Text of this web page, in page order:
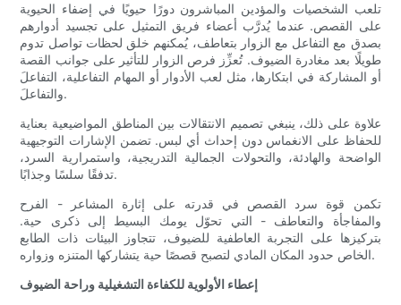
تلعب الشخصيات والمؤدين المباشرون دورًا حيويًا في إضفاء الحيوية
على القصص. عندما يُدرَّب أعضاء فريق التمثيل على تجسيد أدوارهم
بصدق مع التفاعل مع الزوار بتعاطف، يُمكنهم خلق لحظات تواصل تدوم
طويلًا بعد مغادرة الضيوف. تُعزِّز فرص الزوار للتأثير على جوانب القصة
أو المشاركة في ابتكارها، مثل لعب الأدوار أو المهام التفاعلية، التفاعلَ
والتفاعلَ.
علاوة على ذلك، ينبغي تصميم الانتقالات بين المناطق المواضيعية بعناية
للحفاظ على الانغماس دون إحداث أي لبس. تضمن الإشارات التوجيهية
الواضحة والهادئة، والتحولات الجمالية التدريجية، واستمرارية السرد،
تدفقًا سلسًا وجذابًا.
تكمن قوة سرد القصص في قدرته على إثارة المشاعر - الفرح
والمفاجأة والتعاطف - التي تحوّل يومك البسيط إلى ذكرى حية.
بتركيزها على التجربة العاطفية للضيوف، تتجاوز البيئات ذات الطابع
الخاص حدود المكان المادي لتصبح قصصًا حية يتشاركها المتنزه وزواره.
إعطاء الأولوية للكفاءة التشغيلية وراحة الضيوف